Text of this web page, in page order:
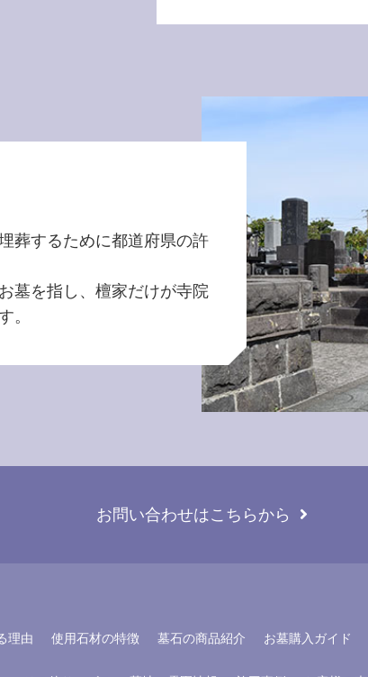
葬するために都道府県の許
墓を指し、檀家だけが寺院
。
お問い合わせはこちらから
理由 使用石材の特徴 墓石の商品紹介 お墓購入ガイド